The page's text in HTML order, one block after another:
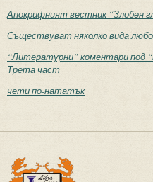
Апокрифният вестник “Злобен
Съществуват няколко вида
“Литературни” коментари под
Трета част
чети по-нататък